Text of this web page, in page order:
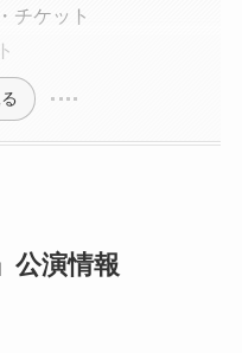
チケット
公演情報